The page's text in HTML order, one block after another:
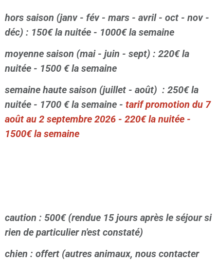
hors saison (janv - fév - mars - avril - oct - nov -
déc) : 150€ la nuitée - 1000€ la semaine
moyenne saison (mai - juin - sept) : 220€ la
nuitée - 1500 € la semaine
semaine haute saison (juillet - août) : 250€ la
nuitée - 1700 € la semaine - tarif promotion du 7
août au 2 septembre 2026 - 220€ la nuitée -
1500€ la semaine
caution : 500€ (rendue 15 jours après le séjour si
rien de particulier n'est constaté)
chien : offert (autres animaux, nous contacter